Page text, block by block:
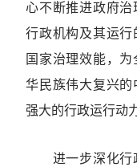
心不断推进政府
行政机构及其运
国家治理效能，
华民族伟大复兴的
强大的行政运行动
进一步深化行